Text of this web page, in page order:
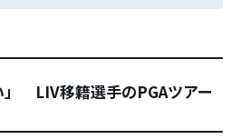
」 LIV移籍選手のPGAツアー